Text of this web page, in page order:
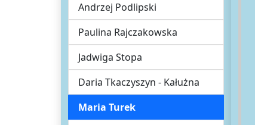
Andrzej Podlipski
Paulina Rajczakowska
Jadwiga Stopa
Daria Tkaczyszyn - Kałużna
Maria Turek